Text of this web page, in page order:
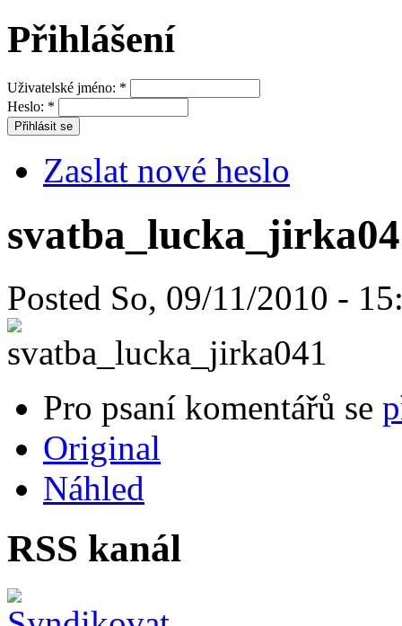
Přihlášení
Uživatelské jméno: *
Heslo: *
Zaslat nové heslo
Posted So, 09/11/2010 -
Pro psaní komentářů se
Original
Náhled
RSS kanál